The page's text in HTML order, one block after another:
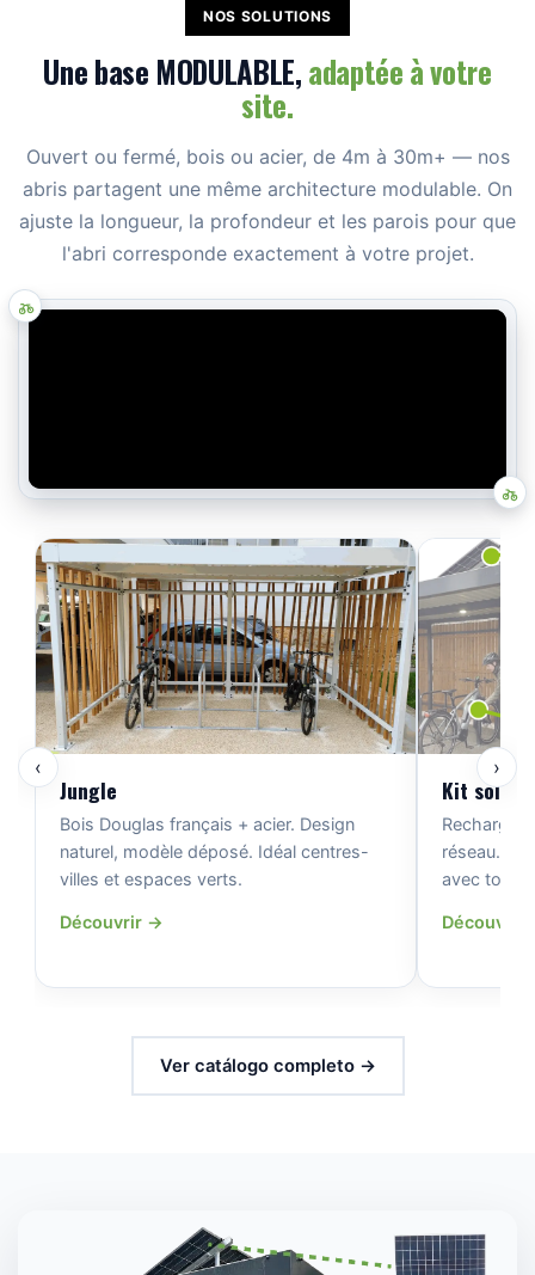
NOS SOLUTIONS
Une base MODULABLE,adaptée à votre
site.
Ouvert ou fermé, bois ou acier, de 4m à 30m+ — nos
abris partagent une même architecture modulable. On
ajuste la longueur, la profondeur et les parois pour que
l'abri corresponde exactement à votre projet.
‹ ›
Jungle
Bois Douglas français + acier. Design
naturel, modèle déposé. Idéal centres-
villes et espaces verts.
Découvrir →
Kit
Rechargez
réseau.
avec tous
Découvrir
Ver catálogo completo →